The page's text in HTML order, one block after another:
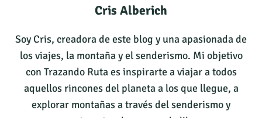
Cris Alberich
Soy Cris, creadora de este blog y una apasionada de
los viajes, la montaña y el senderismo. Mi objetivo
con Trazando Ruta es inspirarte a viajar a todos
aquellos rincones del planeta a los que llegue, a
explorar montañas a través del senderismo y